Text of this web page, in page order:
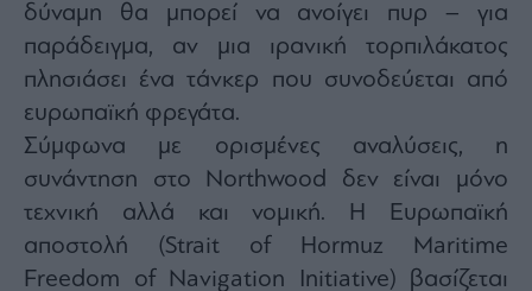
δύναμη θα μπορεί να ανοίγει πυρ – για
παράδειγμα, αν μια ιρανική τορπιλάκατος
πλησιάσει ένα τάνκερ που συνοδεύεται από
ευρωπαϊκή φρεγάτα.
Σύμφωνα με ορισμένες αναλύσεις, η
συνάντηση στο Northwood δεν είναι μόνο
τεχνική αλλά και νομική. Η Ευρωπαϊκή
αποστολή (Strait of Hormuz Maritime
Freedom of Navigation Initiative) βασίζεται